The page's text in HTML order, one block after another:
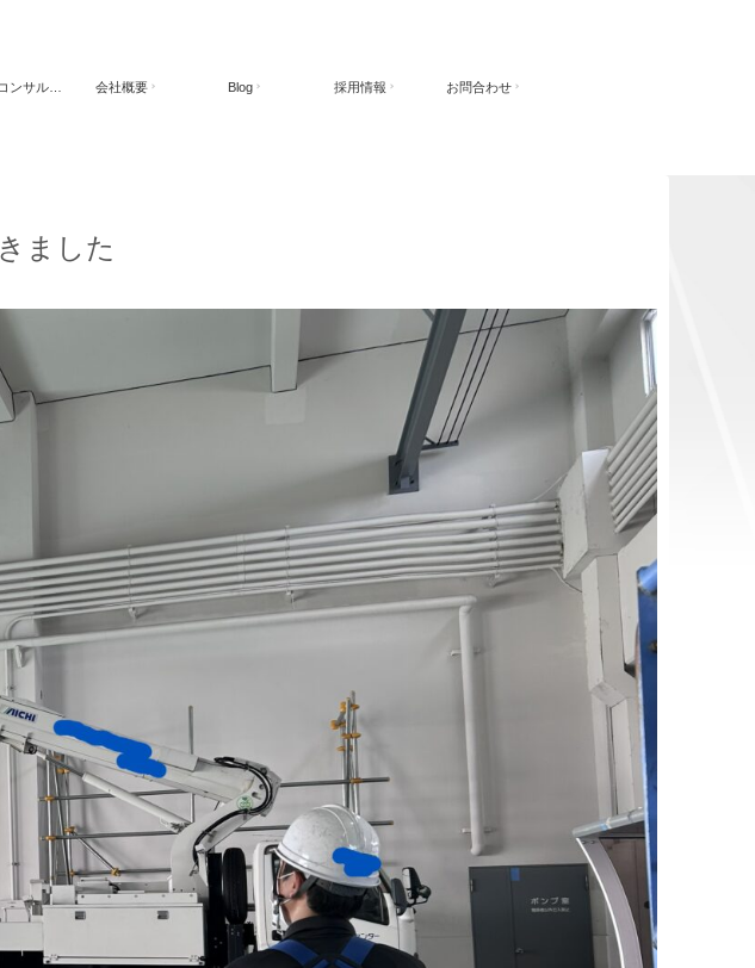
会社概要 Blog 採用情報 お問合わせ
ました